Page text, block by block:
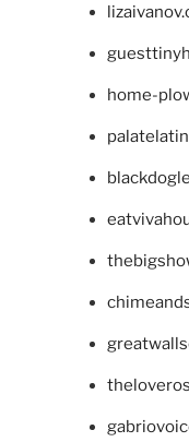
home-